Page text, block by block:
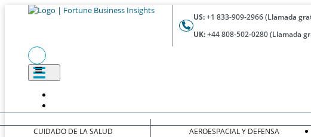
US:+1 833-909-2966 (Llamada
UK:+44 808-502-0280 (Llamada
CUIDADO DE LA SALUD AEROESPACIAL Y DEFENSA